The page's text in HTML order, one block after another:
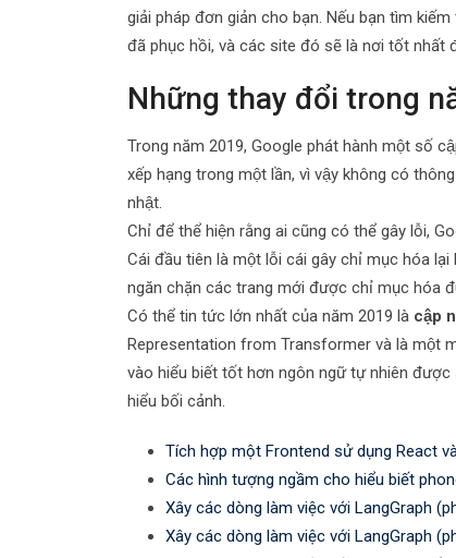
giải pháp đơn giản cho bạn. Nếu bạn tìm
đã phục hồi, và các site đó sẽ là nơi tốt nhất
Những thay đổi trong
Trong năm 2019, Google phát hành một số
xếp hạng trong một lần, vì vậy không có
nhật.
Chỉ để thể hiện rằng ai cũng có thể gây lỗi,
Cái đầu tiên là một lỗi cái gây chỉ mục hóa
ngăn chặn các trang mới được chỉ mục hóa
Có thể tin tức lớn nhất của năm 2019 là cập
Representation from Transformer và là một
vào hiểu biết tốt hơn ngôn ngữ tự nhiên
hiểu bối cảnh.
Tích hợp một Frontend sử dụng React
Các hình tượng ngầm cho hiểu biết
Xây các dòng làm việc với LangGraph
Xây các dòng làm việc với LangGraph